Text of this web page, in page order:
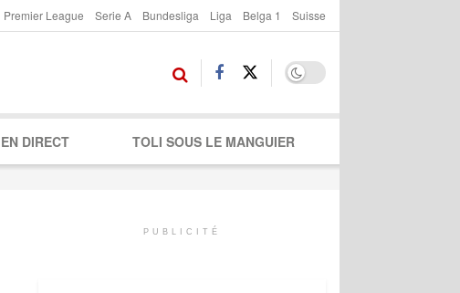
Premier League Serie A Bundesliga Liga Belga 1 Suisse
EN DIRECT TOLI SOUS LE MANGUIER
PUBLICITÉ